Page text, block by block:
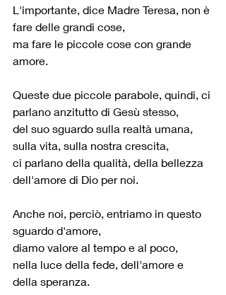
L'importante, dice Madre Teresa, non è
fare delle grandi cose,
ma fare le piccole cose con grande
amore.
Queste due piccole parabole, quindi, ci
parlano anzitutto di Gesù stesso,
del suo sguardo sulla realtà umana,
sulla vita, sulla nostra crescita,
ci parlano della qualità, della bellezza
dell'amore di Dio per noi.
Anche noi, perciò, entriamo in questo
sguardo d'amore,
diamo valore al tempo e al poco,
nella luce della fede, dell'amore e
della speranza.